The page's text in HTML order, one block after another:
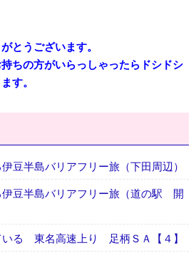
とうございます。
ちの方がいらっしゃったらドシドシ
す。
豆半島バリアフリー旅（下田周辺）
伊豆半島バリアフリー旅（道の駅 開
いる 東名高速上り 足柄ＳＡ【４】